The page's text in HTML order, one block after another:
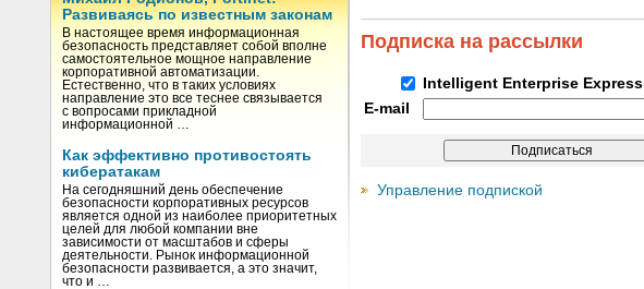
Развиваясь по известным законам
В настоящее время информационная
безопасность представляет собой вполне
самостоятельное мощное направление
корпоративной автоматизации.
Естественно, что в таких условиях
направление это все теснее связывается
с вопросами прикладной
информационной …
Как эффективно противостоять
кибератакам
На сегодняшний день обеспечение
безопасности корпоративных ресурсов
является одной из наиболее приоритетных
целей для любой компании вне
зависимости от масштабов и сферы
деятельности. Рынок информационной
безопасности развивается, а это значит,
что и …
Подписка на рассылки
Intelligent Enterprise Express
E-mail
Управление подпиской